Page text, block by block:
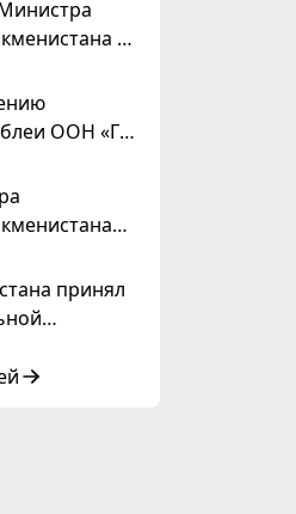
с
ООН «Год
лиц Форума
принял
Азии и